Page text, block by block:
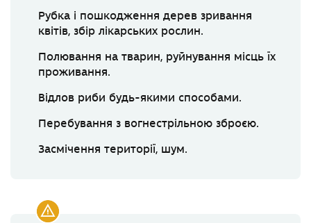
Рубка і пошкодження дерев зривання
квітів, збір лікарських рослин.
Полювання на тварин, руйнування місць їх
проживання.
Відлов риби будь-якими способами.
Перебування з вогнестрільною зброєю.
Засмічення території, шум.